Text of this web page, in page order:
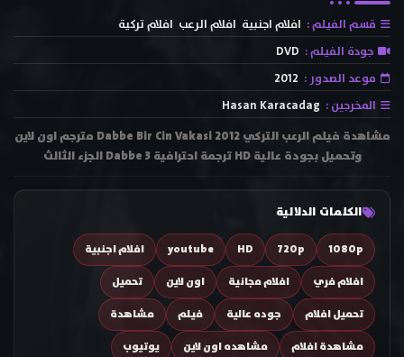
قسم الفيلم : افلام اجنبية افلام الرعب افلام تركية
جودة الفيلم : DVD
موعد الصدور : 2012
المخرجين : Hasan Karacadag
مشاهدة فيلم الرعب التركي Dabbe Bir Cin Vakasi 2012 مترجم اون لاين
وتحميل بجودة عالية HD ترجمة احترافية Dabbe 3 الجزء الثالث
الكلمات الدلالية
1080p
720p
HD
youtube
افلام اجنبية
افلام فري
افلام مجانية اون لاين
تحميل
تحميل افلام
جوده عالية فيلم
مشاهدة
مشاهدة افلام
مشاهده اون لاين يوتيوب